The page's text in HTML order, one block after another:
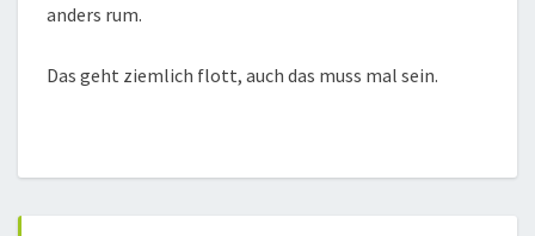
anders rum.
Das geht ziemlich flott, auch das muss mal sein.